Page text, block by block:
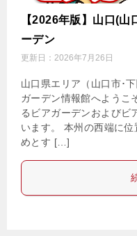
【2026年版】山口(
ーデン
更新日： 2026年7月26日
山口県エリア（山口市･
ガーデン情報館へようこ
るビアガーデンおよびビ
います。 本州の西端に
めとす […]